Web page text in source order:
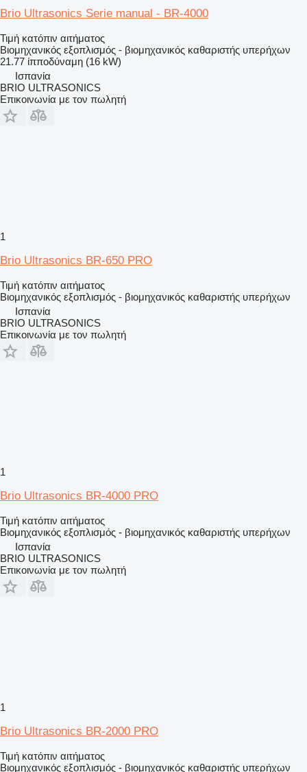
Brio Ultrasonics Serie manual - BR-4000
Τιμή κατόπιν αιτήματος
Βιομηχανικός εξοπλισμός - βιομηχανικός καθαριστής υπερήχων
21.77 ίπποδύναμη (16 kW)
Ισπανία
BRIO ULTRASONICS
Επικοινωνία με τον πωλητή
1
Brio Ultrasonics BR-650 PRO
Τιμή κατόπιν αιτήματος
Βιομηχανικός εξοπλισμός - βιομηχανικός καθαριστής υπερήχων
Ισπανία
BRIO ULTRASONICS
Επικοινωνία με τον πωλητή
1
Brio Ultrasonics BR-4000 PRO
Τιμή κατόπιν αιτήματος
Βιομηχανικός εξοπλισμός - βιομηχανικός καθαριστής υπερήχων
Ισπανία
BRIO ULTRASONICS
Επικοινωνία με τον πωλητή
1
Brio Ultrasonics BR-2000 PRO
Τιμή κατόπιν αιτήματος
Βιομηχανικός εξοπλισμός - βιομηχανικός καθαριστής υπερήχων